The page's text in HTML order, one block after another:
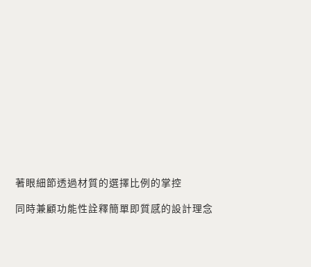
著眼細節透過材質的選擇比例的掌控
同時兼顧功能性詮釋簡單即質感的設計理念